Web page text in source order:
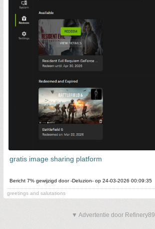
gratis image sharing platform
Bericht 7% gewijzigd door -Deluzion- op 24-03-2026 00:09:35
greetings and salutations
▼ Advertentie door Refinery89